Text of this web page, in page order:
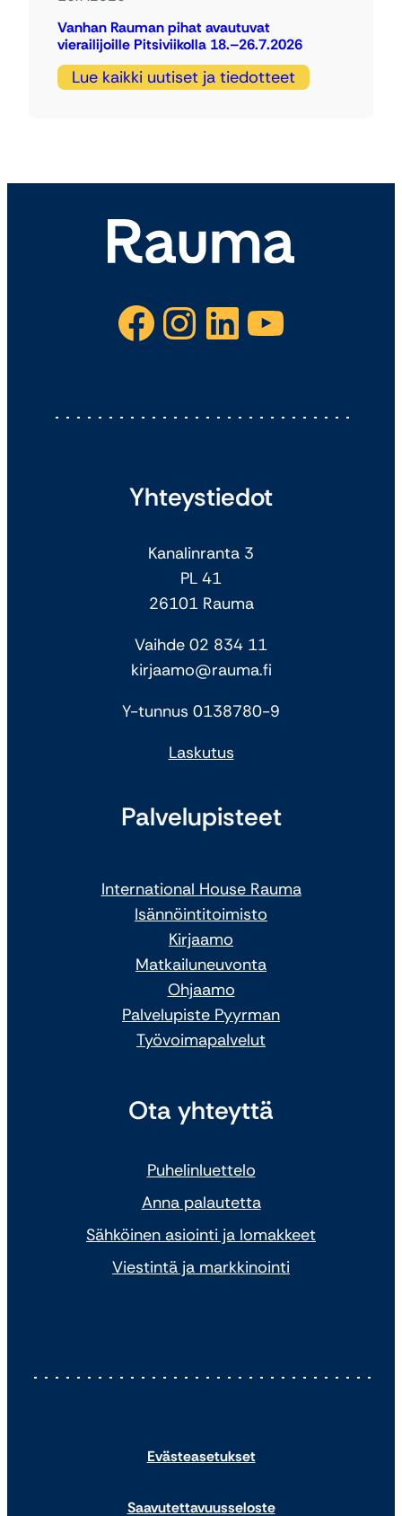
Vanhan Rauman pihat avautuvat
vierailijoille Pitsiviikolla 18.–26.7.2026
Lue kaikki uutiset ja tiedotteet
Facebook Instagram LinkedIn YouTube
Yhteystiedot
Kanalinranta 3
PL 41
26101 Rauma
Vaihde 02 834 11
kirjaamo@rauma.fi
Y-tunnus 0138780-9
Laskutus
Palvelupisteet
International House Rauma
Isännöintitoimisto
Kirjaamo
Matkailuneuvonta
Ohjaamo
Palvelupiste Pyyrman
Työvoimapalvelut
Ota yhteyttä
Puhelinluettelo
Anna palautetta
Sähköinen asiointi ja lomakkeet
Viestintä ja markkinointi
Evästeasetukset
Saavutettavuusseloste